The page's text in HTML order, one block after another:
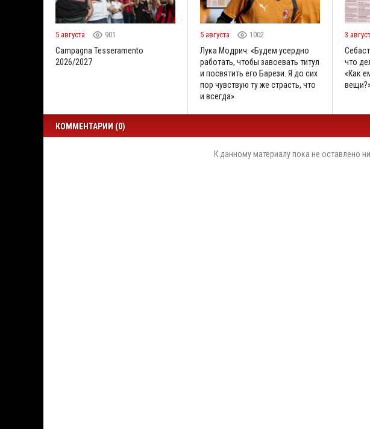
5 августа 901
Campagna Tesseramento
2026/2027
5 августа 1002
Лука Модрич: «Будем усердно
работать, чтобы завоевать титул
и посвятить его Барези. Я до сих
пор чувствую ту же страсть, что
и всегда»
3
что
«Как
КОММЕНТАРИИ (0)
К данному материалу пока не оставлено